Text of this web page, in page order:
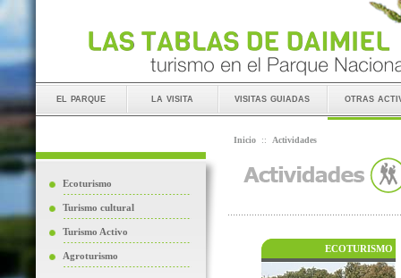
el parque la visita visitas guiadas otras
Ecoturismo
Turismo cultural
Turismo Activo
Agroturismo
Inicio :: Actividades
ECOTURISMO